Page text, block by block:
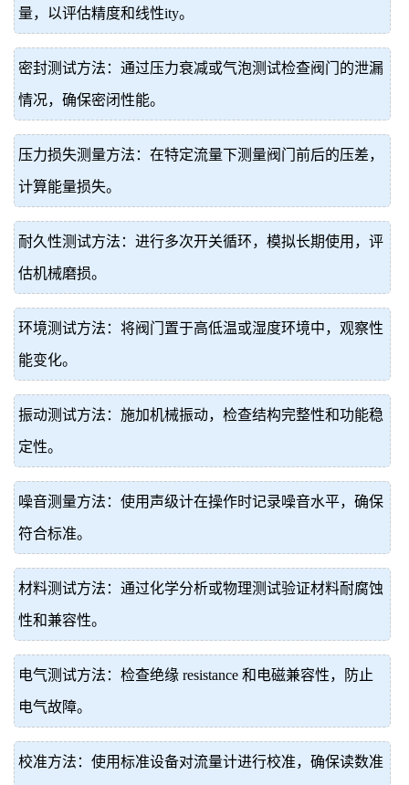
量，以评估精度和线性ity。
密封测试方法：通过压力衰减或气泡测试检查阀门的泄漏
情况，确保密闭性能。
压力损失测量方法：在特定流量下测量阀门前后的压差，
计算能量损失。
耐久性测试方法：进行多次开关循环，模拟长期使用，评
估机械磨损。
环境测试方法：将阀门置于高低温或湿度环境中，观察性
能变化。
振动测试方法：施加机械振动，检查结构完整性和功能稳
定性。
噪音测量方法：使用声级计在操作时记录噪音水平，确保
符合标准。
材料测试方法：通过化学分析或物理测试验证材料耐腐蚀
性和兼容性。
电气测试方法：检查绝缘 resistance 和电磁兼容性，防止
电气故障。
校准方法：使用标准设备对流量计进行校准，确保读数准